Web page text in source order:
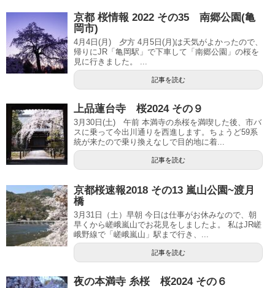
京都 桜情報 2022 その35 南郷公園(亀
岡市)
4月4日(月) 夕方 4月5日(月)は天気がよかったので、
帰りにJR「亀岡駅」で下車して「南郷公園」の桜を
見に行きました。 ...
記事を読む
上品蓮台寺 桜2024 その９
3月30日(土) 午前 本満寺の糸桜を満喫した後、市バ
スに乗って今出川通りを西進します。ちょうど59系
統が来たので乗り換えなしで目的地に着...
記事を読む
京都桜速報2018 その13 嵐山公園~渡月
橋
3月31日（土）早朝 今日は仕事がお休みなので、朝
早くから嵯峨嵐山でお花見をしましたよ。 私はJR嵯
峨野線で「嵯峨嵐山」駅まで行き、...
記事を読む
夜の本満寺 糸桜 桜2024 その６